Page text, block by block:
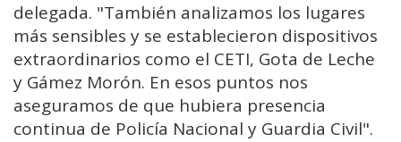
delegada. "También analizamos los lugares
más sensibles y se establecieron dispositivos
extraordinarios como el CETI, Gota de Leche
y Gámez Morón. En esos puntos nos
aseguramos de que hubiera presencia
continua de Policía Nacional y Guardia Civil".